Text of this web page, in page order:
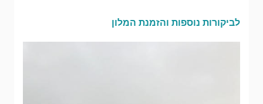
לביקורות נוספות והזמנת המלון